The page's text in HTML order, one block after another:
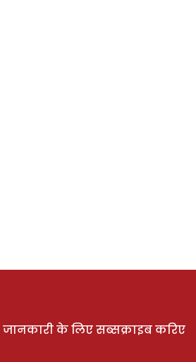
जानकारी के लिए सब्सक्राइब करिए